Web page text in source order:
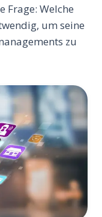
Frage: Welche
um seine
zu